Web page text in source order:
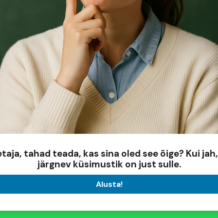
tahad teada, kas sina oled see õige? Kui
järgnev küsimustik on just sulle.
Alusta!